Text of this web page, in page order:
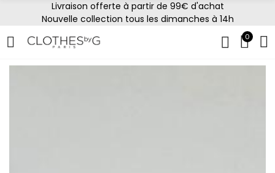
Livraison offerte à partir de 99€ d'achat
Nouvelle collection tous les dimanches à 14h
0